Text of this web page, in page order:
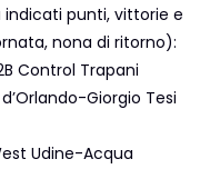
indicati punti, vittorie e
nona di ritorno):
Control Trapani
Giorgio Tesi
Udine-Acqua